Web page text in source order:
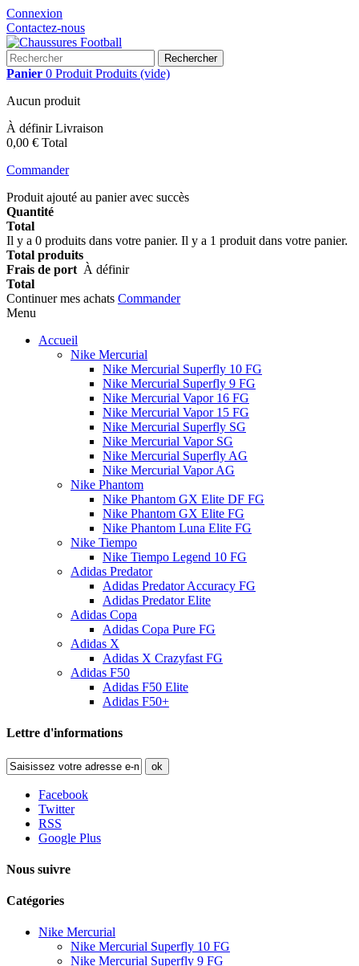
Connexion
Contactez-nous
Rechercher
Panier 0 Produit Produits (vide)
Aucun produit
À définirLivraison
0,00 € Total
Commander
Produit ajouté au panier avec succès
Quantité
Total
Il y a 0 produits dans votre panier. Il y a 1 produit dans votre panier.
Total produits
Frais de port À définir
Total
Continuer mes achats Commander
Menu
Accueil
Nike Mercurial
Nike Mercurial Superfly 10 FG
Nike Mercurial Superfly 9 FG
Nike Mercurial Vapor 16 FG
Nike Mercurial Vapor 15 FG
Nike Mercurial Superfly SG
Nike Mercurial Vapor SG
Nike Mercurial Superfly AG
Nike Mercurial Vapor AG
Nike Phantom
Nike Phantom GX Elite DF FG
Nike Phantom GX Elite FG
Nike Phantom Luna Elite FG
Nike Tiempo
Nike Tiempo Legend 10 FG
Adidas Predator
Adidas Predator Accuracy FG
Adidas Predator Elite
Adidas Copa
Adidas Copa Pure FG
Adidas X
Adidas X Crazyfast FG
Adidas F50
Adidas F50 Elite
Adidas F50+
Lettre d'informations
ok
Facebook
Twitter
RSS
Google Plus
Nous suivre
Catégories
Nike Mercurial
Nike Mercurial Superfly 10 FG
Nike Mercurial Superfly 9 FG